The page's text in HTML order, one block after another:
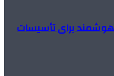
برای تأسیسات